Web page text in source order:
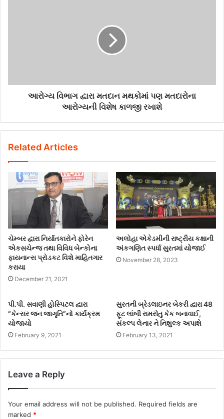
આરોગ્ય વિભાગ દ્વારા મતદાન મથકોમાં પણ મતદારોના
આરોગ્યની વિશેષ કાળજી રખાશે
Related Articles
ચેમ્બર દ્વારા નિર્યાતકારોને ફોરેન
એકસચેન્જ તથા વિવિધ બેન્કોના
ફાયનાન્સ પ્રોડકટ વિશે માહિતગાર
કરાયા
December 21, 2021
અલોહા એકેડમીની રાષ્ટ્રીય કક્ષાની
અંકગણિત સ્પર્ધા સુરતમાં યોજાઈ
November 28, 2023
પી.પી. સવાણી હોસ્પિટલ દ્વારા
“કેન્સર જન જાગૃતિ”નો કાર્યક્રમ
યોજાયો
February 9, 2021
સુરતની બ્રેડલાઇનર બેકરી દ્વારા 48
ફૂટ લાંબી રામસેતુ કેક બનાવાઈ,
સંકલ્પ લેનાર ને નિશુલ્ક અપાશે
February 13, 2021
Leave a Reply
Your email address will not be published. Required fields are
marked *